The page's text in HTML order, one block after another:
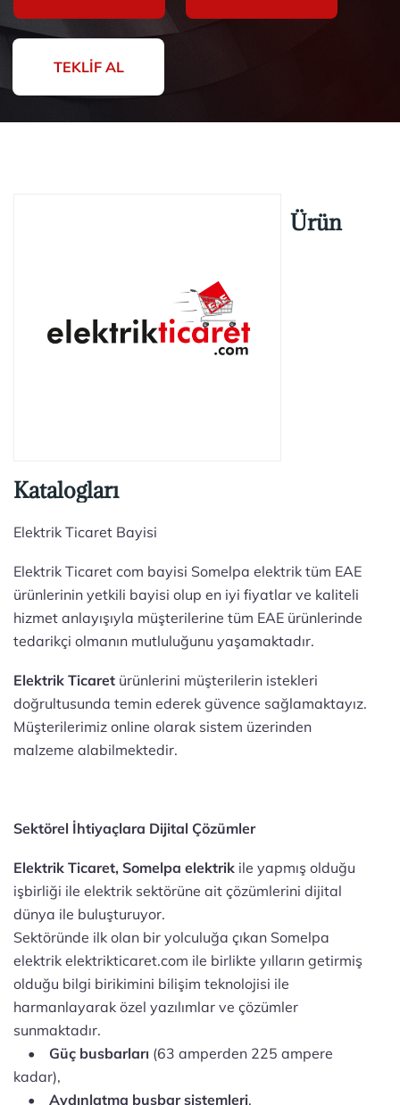
TEKLIF AL
Ürün
Katalogları
Elektrik Ticaret Bayisi
Elektrik Ticaret com bayisi Somelpa elektrik tüm EAE
ürünlerinin yetkili bayisi olup en iyi fiyatlar ve kaliteli
hizmet anlayışıyla müşterilerine tüm EAE ürünlerinde
tedarikçi olmanın mutluluğunu yaşamaktadır.
Elektrik Ticaret ürünlerini müşterilerin istekleri
doğrultusunda temin ederek güvence sağlamaktayız.
Müşterilerimiz online olarak sistem üzerinden
malzeme alabilmektedir.
Sektörel İhtiyaçlara Dijital Çözümler
Elektrik Ticaret, Somelpa elektrik ile yapmış olduğu
işbirliği ile elektrik sektörüne ait çözümlerini dijital
dünya ile buluşturuyor.
Sektöründe ilk olan bir yolculuğa çıkan Somelpa
elektrik elektrikticaret.com ile birlikte yılların getirmiş
olduğu bilgi birikimini bilişim teknolojisi ile
harmanlayarak özel yazılımlar ve çözümler
sunmaktadır.
• Güç busbarları (63 amperden 225 ampere
kadar),
• Aydınlatma busbar sistemleri,